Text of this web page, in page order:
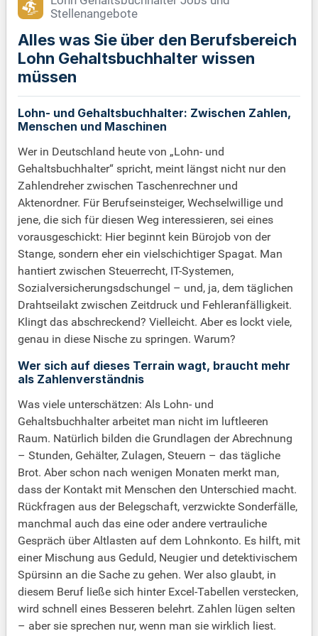
Stellenangebote
Alles was Sie über den Berufsbereich
Lohn Gehaltsbuchhalter wissen
müssen
Lohn- und Gehaltsbuchhalter: Zwischen Zahlen,
Menschen und Maschinen
Wer in Deutschland heute von „Lohn- und
Gehaltsbuchhalter“ spricht, meint längst nicht nur den
Zahlendreher zwischen Taschenrechner und
Aktenordner. Für Berufseinsteiger, Wechselwillige und
jene, die sich für diesen Weg interessieren, sei eines
vorausgeschickt: Hier beginnt kein Bürojob von der
Stange, sondern eher ein vielschichtiger Spagat. Man
hantiert zwischen Steuerrecht, IT-Systemen,
Sozialversicherungsdschungel – und, ja, dem täglichen
Drahtseilakt zwischen Zeitdruck und Fehleranfälligkeit.
Klingt das abschreckend? Vielleicht. Aber es lockt viele,
genau in diese Nische zu springen. Warum?
Wer sich auf dieses Terrain wagt, braucht mehr
als Zahlenverständnis
Was viele unterschätzen: Als Lohn- und
Gehaltsbuchhalter arbeitet man nicht im luftleeren
Raum. Natürlich bilden die Grundlagen der Abrechnung
– Stunden, Gehälter, Zulagen, Steuern – das tägliche
Brot. Aber schon nach wenigen Monaten merkt man,
dass der Kontakt mit Menschen den Unterschied macht.
Rückfragen aus der Belegschaft, verzwickte Sonderfälle,
manchmal auch das eine oder andere vertrauliche
Gespräch über Altlasten auf dem Lohnkonto. Es hilft, mit
einer Mischung aus Geduld, Neugier und detektivischem
Spürsinn an die Sache zu gehen. Wer also glaubt, in
diesem Beruf ließe sich hinter Excel-Tabellen verstecken,
wird schnell eines Besseren belehrt. Zahlen lügen selten
– aber sie sprechen nur, wenn man sie wirklich liest.